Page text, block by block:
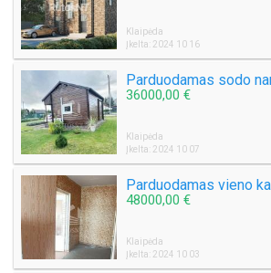
Klaipėda
Įkelta: 2024 10 16
36000,00 €
Klaipėda
Įkelta: 2024 10 07
48000,00 €
Klaipėda
Įkelta: 2024 10 03